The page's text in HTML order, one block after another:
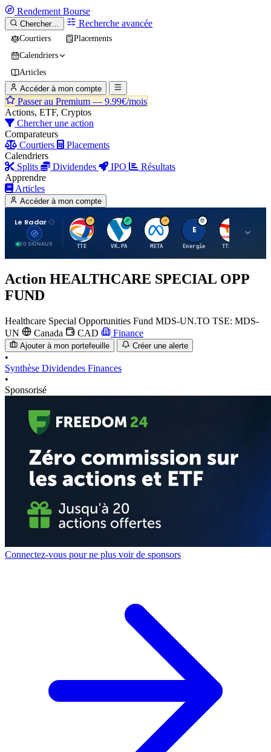
Rendement Bourse
Chercher… Recherche avancée
Courtiers
Placements
Calendriers
Articles
Accéder à mon compte
Passer au Premium — 9.99€/mois
Actions, ETF, Cryptos
Chercher une action
Comparateurs
Courtiers
Placements
Calendriers
Splits
Dividendes IPO
Résultats
Apprendre
Articles
Accéder à mon compte
Le Radar
20 SIGNAUX
T
TTE
V
VK.PA
M
META
E
Energie
T
TTE.PA
Action HEALTHCARE SPECIAL OPP
FUND
Healthcare Special Opportunities Fund MDS-UN.TO TSE: MDS-
UN
Canada CAD Finance
Ajouter à mon portefeuille Créer une alerte
•
Synthèse Dividendes Finances
•
Sponsorisé
Connectez-vous pour ne plus voir de sponsors